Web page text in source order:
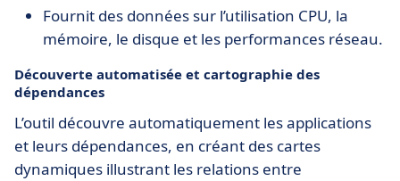
Fournit des données sur l’utilisation CPU, la
mémoire, le disque et les performances réseau.
Découverte automatisée et cartographie des
dépendances
L’outil découvre automatiquement les applications
et leurs dépendances, en créant des cartes
dynamiques illustrant les relations entre